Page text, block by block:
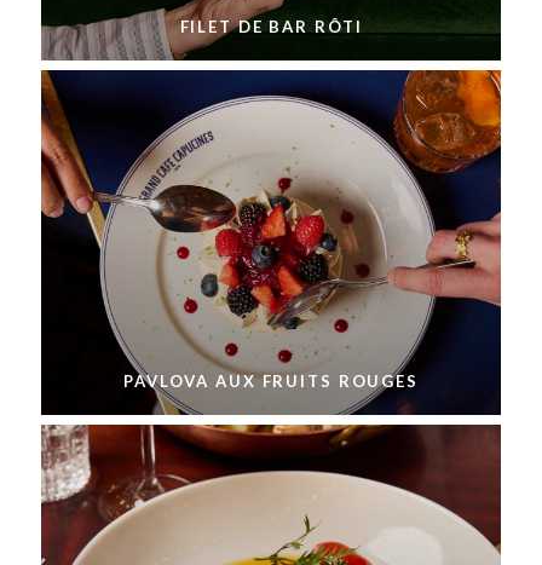
FILET DE BAR RÔTI
PAVLOVA AUX FRUITS ROUGES